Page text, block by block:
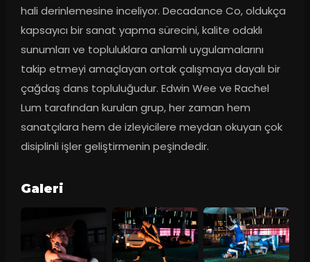
hali derinlemesine inceliyor. Decadance Co, oldukça
kapsayıcı bir sanat yapma sürecini, kalite odaklı
sunumları ve topluluklara anlamlı uygulamalarını
takip etmeyi amaçlayan ortak çalışmaya dayalı bir
çağdaş dans topluluğudur. Edwin Wee ve Rachel
Lum tarafından kurulan grup, her zaman hem
sanatçılara hem de izleyicilere meydan okuyan çok
disiplinli işler geliştirmenin peşindedir.
Galeri